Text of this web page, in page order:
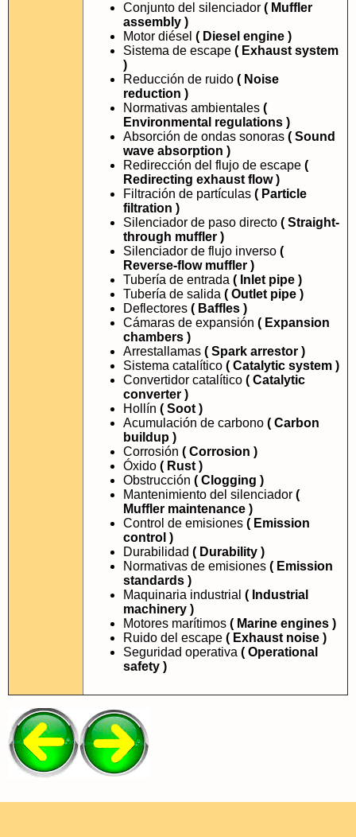
Conjunto del silenciador ( Muffler
assembly )
Motor diésel ( Diesel engine )
Sistema de escape ( Exhaust system
)
Reducción de ruido ( Noise
reduction )
Normativas ambientales (
Environmental regulations )
Absorción de ondas sonoras ( Sound
wave absorption )
Redirección del flujo de escape (
Redirecting exhaust flow )
Filtración de partículas ( Particle
filtration )
Silenciador de paso directo ( Straight-
through muffler )
Silenciador de flujo inverso (
Reverse-flow muffler )
Tubería de entrada ( Inlet pipe )
Tubería de salida ( Outlet pipe )
Deflectores ( Baffles )
Cámaras de expansión ( Expansion
chambers )
Arrestallamas ( Spark arrestor )
Sistema catalítico ( Catalytic system )
Convertidor catalítico ( Catalytic
converter )
Hollín ( Soot )
Acumulación de carbono ( Carbon
buildup )
Corrosión ( Corrosion )
Óxido ( Rust )
Obstrucción ( Clogging )
Mantenimiento del silenciador (
Muffler maintenance )
Control de emisiones ( Emission
control )
Durabilidad ( Durability )
Normativas de emisiones ( Emission
standards )
Maquinaria industrial ( Industrial
machinery )
Motores marítimos ( Marine engines )
Ruido del escape ( Exhaust noise )
Seguridad operativa ( Operational
safety )